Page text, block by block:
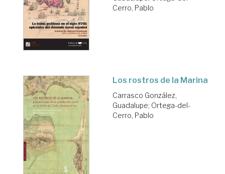
Cerro, Pablo
Los rostros de la Marina
Carrasco González,
Guadalupe; Ortega-del-
Cerro, Pablo